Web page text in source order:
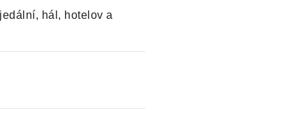
hál, hotelov a